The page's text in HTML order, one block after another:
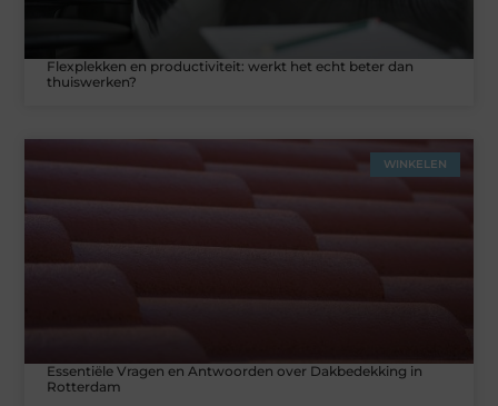
Flexplekken en productiviteit: werkt het echt beter dan
thuiswerken?
WINKELEN
Essentiële Vragen en Antwoorden over Dakbedekking in
Rotterdam